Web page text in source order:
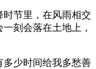
节里，在风雨相交
刻会落在土地上，
多少时间给我多愁善